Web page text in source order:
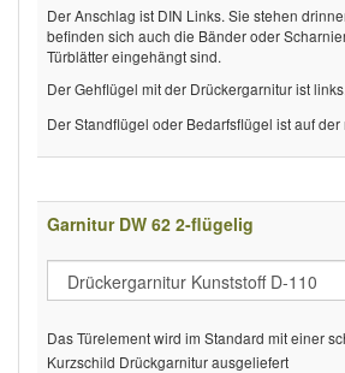
Der Anschlag ist DIN Links. Sie stehen
befinden sich auch die Bänder oder
Türblätter eingehängt sind.
Der Gehflügel mit der Drückergarnitur ist links.
Der Standflügel oder Bedarfsflügel ist auf der
Garnitur DW 62 2-flügelig
Das Türelement wird im Standard mit einer
Kurzschild Drückgarnitur ausgeliefert